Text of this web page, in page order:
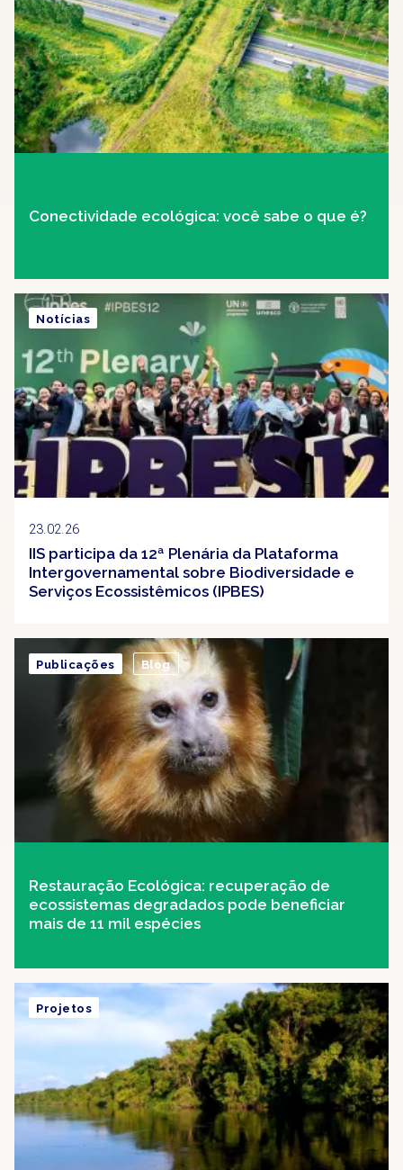
Conectividade ecológica: você sabe o que é?
23.02.26
IIS participa da 12ª Plenária da Plataforma
Intergovernamental sobre Biodiversidade e
Serviços Ecossistêmicos (IPBES)
Notícias
Restauração Ecológica: recuperação de
ecossistemas degradados pode beneficiar
mais de 11 mil espécies
Publicações Blog
Projetos